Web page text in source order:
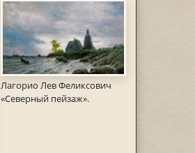
Лагорио Лев Феликсович
«Северный пейзаж».